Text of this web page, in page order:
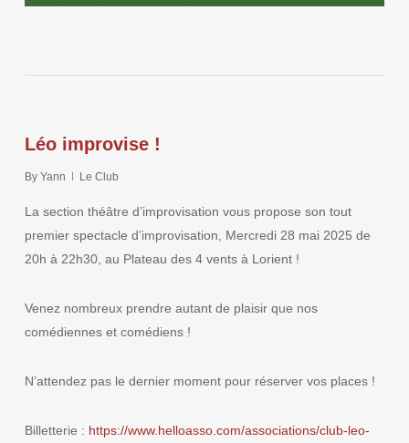
Léo improvise !
By Yann Le Club
La section théâtre d’improvisation vous propose son tout
premier spectacle d’improvisation, Mercredi 28 mai 2025 de
20h à 22h30, au Plateau des 4 vents à Lorient !
Venez nombreux prendre autant de plaisir que nos
comédiennes et comédiens !
N’attendez pas le dernier moment pour réserver vos places !
Billetterie : https://www.helloasso.com/associations/club-leo-